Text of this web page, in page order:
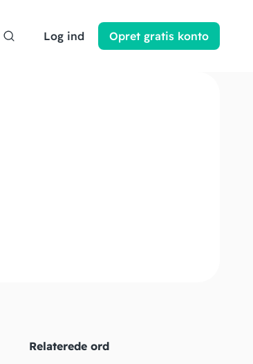
Log ind Opret gratis konto
Relaterede ord